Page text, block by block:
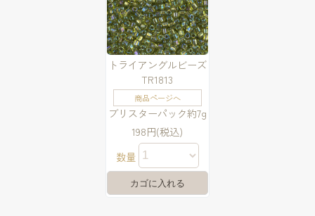
トライアングルビーズ
TR1813
商品ページへ
ブリスターパック約7g
198円(税込)
数量